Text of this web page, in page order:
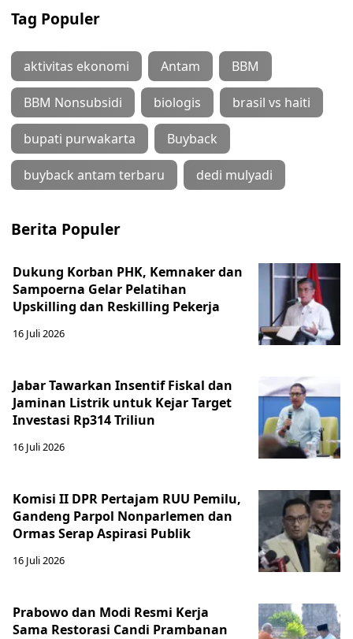
Tag Populer
aktivitas ekonomi Antam BBM
BBM Nonsubsidi biologis brasil vs haiti
bupati purwakarta Buyback
buyback antam terbaru dedi mulyadi
Berita Populer
Dukung Korban PHK, Kemnaker dan
Sampoerna Gelar Pelatihan
Upskilling dan Reskilling Pekerja
16 Juli 2026
Jabar Tawarkan Insentif Fiskal dan
Jaminan Listrik untuk Kejar Target
Investasi Rp314 Triliun
16 Juli 2026
Komisi II DPR Pertajam RUU Pemilu,
Gandeng Parpol Nonparlemen dan
Ormas Serap Aspirasi Publik
16 Juli 2026
Prabowo dan Modi Resmi Kerja
Sama Restorasi Candi Prambanan